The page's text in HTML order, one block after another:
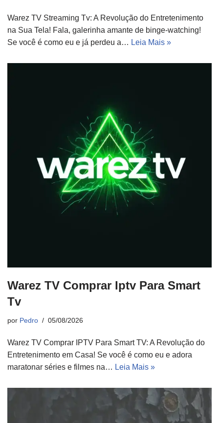
Warez TV Streaming Tv: A Revolução do Entretenimento
na Sua Tela! Fala, galerinha amante de binge-watching!
Se você é como eu e já perdeu a… Leia Mais »
Warez TV Comprar Iptv Para Smart
Tv
por Pedro 05/08/2026
Warez TV Comprar IPTV Para Smart TV: A Revolução do
Entretenimento em Casa! Se você é como eu e adora
maratonar séries e filmes na… Leia Mais »